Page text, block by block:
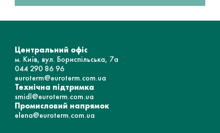
Центральний офіс
м. Київ, вул. Бориспільська, 7а
044 290 86 96
euroterm@euroterm.com.ua
Технічна підтримка
smidl@euroterm.com.ua
Промисловий напрямок
elena@euroterm.com.ua